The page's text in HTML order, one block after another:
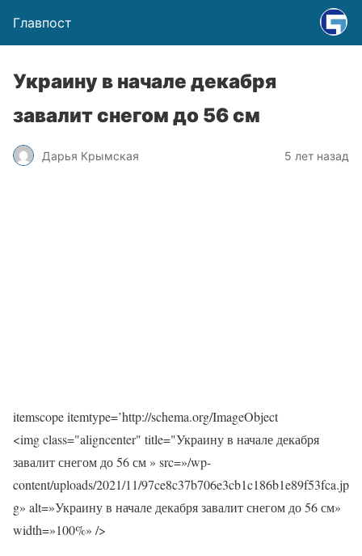
Главпост
Украину в начале декабря
завалит снегом до 56 см
Дарья Крымская 5 лет назад
itemscope itemtype=’http://schema.org/ImageObject
<img class="aligncenter" title="Украину в начале декабря
завалит снегом до 56 см » src=»/wp-
content/uploads/2021/11/97ce8c37b706e3cb1c186b1e89f53fca.jp
g» alt=»Украину в начале декабря завалит снегом до 56 см»
width=»100%» />